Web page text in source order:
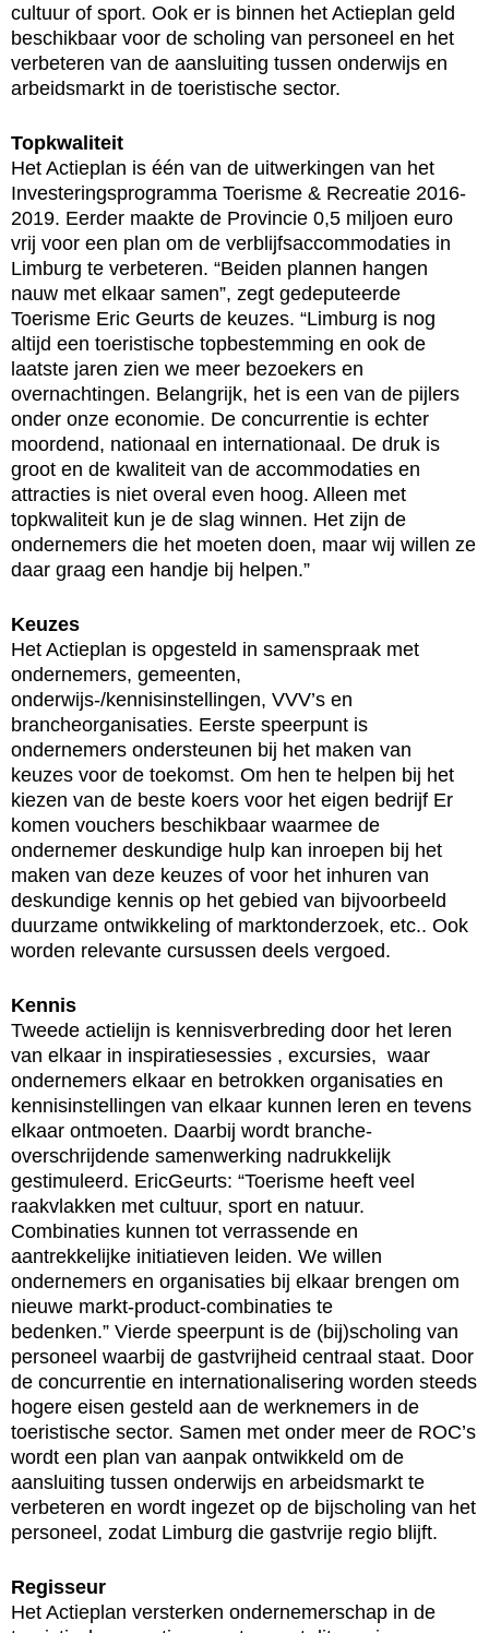
cultuur of sport. Ook er is binnen het Actieplan geld
beschikbaar voor de scholing van personeel en het
verbeteren van de aansluiting tussen onderwijs en
arbeidsmarkt in de toeristische sector.
Topkwaliteit
Het Actieplan is één van de uitwerkingen van het
Investeringsprogramma Toerisme & Recreatie 2016-
2019. Eerder maakte de Provincie 0,5 miljoen euro
vrij voor een plan om de verblijfsaccommodaties in
Limburg te verbeteren. “Beiden plannen hangen
nauw met elkaar samen”, zegt gedeputeerde
Toerisme Eric Geurts de keuzes. “Limburg is nog
altijd een toeristische topbestemming en ook de
laatste jaren zien we meer bezoekers en
overnachtingen. Belangrijk, het is een van de pijlers
onder onze economie. De concurrentie is echter
moordend, nationaal en internationaal. De druk is
groot en de kwaliteit van de accommodaties en
attracties is niet overal even hoog. Alleen met
topkwaliteit kun je de slag winnen. Het zijn de
ondernemers die het moeten doen, maar wij willen ze
daar graag een handje bij helpen.”
Keuzes
Het Actieplan is opgesteld in samenspraak met
ondernemers, gemeenten,
onderwijs-/kennisinstellingen, VVV’s en
brancheorganisaties. Eerste speerpunt is
ondernemers ondersteunen bij het maken van
keuzes voor de toekomst. Om hen te helpen bij het
kiezen van de beste koers voor het eigen bedrijf Er
komen vouchers beschikbaar waarmee de
ondernemer deskundige hulp kan inroepen bij het
maken van deze keuzes of voor het inhuren van
deskundige kennis op het gebied van bijvoorbeeld
duurzame ontwikkeling of marktonderzoek, etc.. Ook
worden relevante cursussen deels vergoed.
Kennis
Tweede actielijn is kennisverbreding door het leren
van elkaar in inspiratiesessies , excursies, waar
ondernemers elkaar en betrokken organisaties en
kennisinstellingen van elkaar kunnen leren en tevens
elkaar ontmoeten. Daarbij wordt branche-
overschrijdende samenwerking nadrukkelijk
gestimuleerd. EricGeurts: “Toerisme heeft veel
raakvlakken met cultuur, sport en natuur.
Combinaties kunnen tot verrassende en
aantrekkelijke initiatieven leiden. We willen
ondernemers en organisaties bij elkaar brengen om
nieuwe markt-product-combinaties te
bedenken.” Vierde speerpunt is de (bij)scholing van
personeel waarbij de gastvrijheid centraal staat. Door
de concurrentie en internationalisering worden steeds
hogere eisen gesteld aan de werknemers in de
toeristische sector. Samen met onder meer de ROC’s
wordt een plan van aanpak ontwikkeld om de
aansluiting tussen onderwijs en arbeidsmarkt te
verbeteren en wordt ingezet op de bijscholing van het
personeel, zodat Limburg die gastvrije regio blijft.
Regisseur
Het Actieplan versterken ondernemerschap in de